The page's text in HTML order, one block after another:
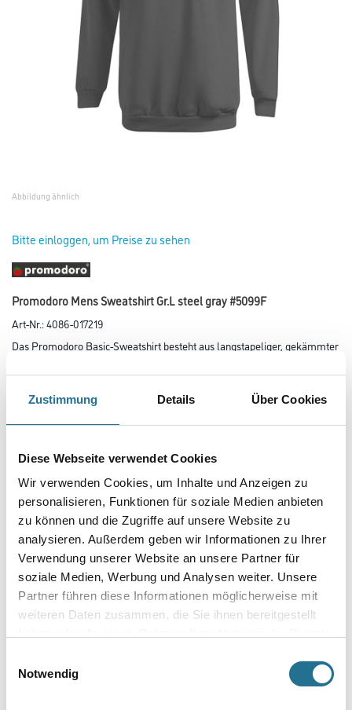
Zustimmung Details Über Cookies
Diese Webseite verwendet Cookies
Wir verwenden Cookies, um Inhalte und Anzeigen zu
personalisieren, Funktionen für soziale Medien anbieten
zu können und die Zugriffe auf unsere Website zu
analysieren. Außerdem geben wir Informationen zu Ihrer
Verwendung unserer Website an unsere Partner für
soziale Medien, Werbung und Analysen weiter. Unsere
Partner führen diese Informationen möglicherweise mit
weiteren Daten zusammen, die Sie ihnen bereitgestellt
Notwendig
Abbildung ähnlich
Bitte einloggen, um Preise zu sehen
Promodoro Mens Sweatshirt Gr.L steel gray #5099F
Art-Nr.:4086-017219
Das Promodoro Basic-Sweatshirt besteht aus langstapeliger, gekämmter
Er ist durch seinen weichen Stoff sehr angenehm zu tragen. Modisch
Größe
Farbtonbezeichnung
Umrechnungsfaktoren